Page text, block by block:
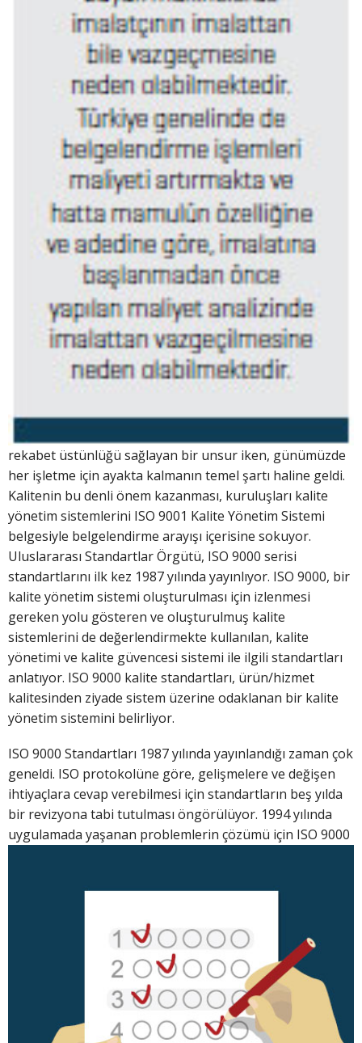
rekabet üstünlüğü sağlayan bir unsur iken, günümüzde
her işletme için ayakta kalmanın temel şartı haline geldi.
Kalitenin bu denli önem kazanması, kuruluşları kalite
yönetim sistemlerini ISO 9001 Kalite Yönetim Sistemi
belgesiyle belgelendirme arayışı içerisine sokuyor.
Uluslararası Standartlar Örgütü, ISO 9000 serisi
standartlarını ilk kez 1987 yılında yayınlıyor. ISO 9000, bir
kalite yönetim sistemi oluşturulması için izlenmesi
gereken yolu gösteren ve oluşturulmuş kalite
sistemlerini de değerlendirmekte kullanılan, kalite
yönetimi ve kalite güvencesi sistemi ile ilgili standartları
anlatıyor. ISO 9000 kalite standartları, ürün/hizmet
kalitesinden ziyade sistem üzerine odaklanan bir kalite
yönetim sistemini belirliyor.
ISO 9000 Standartları 1987 yılında yayınlandığı zaman çok
geneldi. ISO protokolüne göre, gelişmelere ve değişen
ihtiyaçlara cevap verebilmesi için standartların beş yılda
bir revizyona tabi tutulması öngörülüyor. 1994 yılında
uygulamada yaşanan problemlerin çözümü için ISO 9000